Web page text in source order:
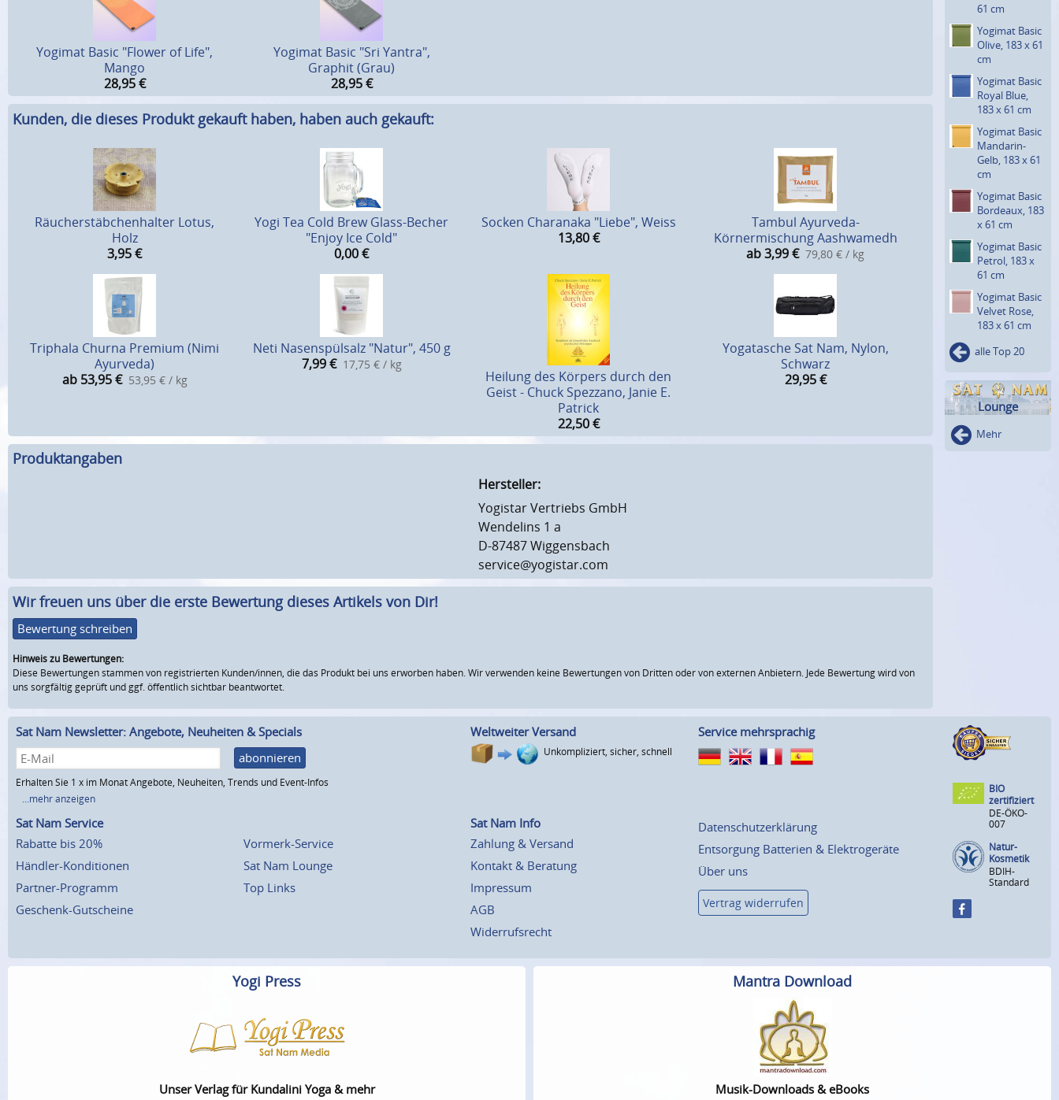
Yogimat Basic "Flower of Life",
Mango
28,95 €
Yogimat Basic "Sri Yantra",
Graphit (Grau)
28,95 €
Kunden, die dieses Produkt gekauft haben, haben auch gekauft:
Räucherstäbchenhalter Lotus,
Holz
3,95€
Yogi Tea Cold Brew Glass-Becher
"Enjoy Ice Cold"
0,00€
Socken Charanaka "Liebe", Weiss
13,80 €
Tambul Ayurveda-
Körnermischung Aashwamedh
ab 3,99€ 79,80 € / kg
Triphala Churna Premium (Nimi
Ayurveda)
ab 53,95 € 53,95 € / kg
Neti Nasenspülsalz "Natur", 450 g
7,99 € 17,75 € / kg
Heilung des Körpers durch den
Geist - Chuck Spezzano, Janie E.
Patrick
22,50 €
Yogatasche Sat Nam, Nylon,
Schwarz
29,95 €
Produktangaben
Hersteller:
Yogistar Vertriebs GmbH
Wendelins 1 a
D-87487 Wiggensbach
service@yogistar.com
Wir freuen uns über die erste Bewertung dieses Artikels von Dir!
Bewertung schreiben
Hinweis zu Bewertungen:
Diese Bewertungen stammen von registrierten Kunden/innen, die das Produkt bei uns erworben haben. Wir verwenden keine Bewertungen von Dritten oder von externen Anbietern. Jede Bewertung wird von
uns sorgfältig geprüft und ggf. öffentlich sichtbar beantwortet.
61 cm
Yogimat Basic
Olive, 183 x 61
cm
Yogimat Basic
Royal Blue,
183 x 61 cm
Yogimat Basic
Mandarin-
Gelb, 183 x 61
cm
Yogimat Basic
Bordeaux, 183
x 61 cm
Yogimat Basic
Petrol, 183 x
61 cm
Yogimat Basic
Velvet Rose,
183 x 61 cm
alle Top 20
Lounge
Mehr
Sat Nam Newsletter: Angebote, Neuheiten & Specials
abonnieren
Erhalten Sie 1 x im Monat Angebote, Neuheiten, Trends und Event-Infos
...mehr anzeigen
Weltweiter Versand
Unkompliziert, sicher, schnell
Service mehrsprachig
Sat Nam Service
Rabatte bis 20%
Händler-Konditionen
Partner-Programm
Geschenk-Gutscheine
Vormerk-Service
Sat Nam Lounge
Top Links
Sat Nam Info
Zahlung & Versand
Kontakt & Beratung
Impressum
AGB
Widerrufsrecht
Datenschutzerklärung
Entsorgung Batterien & Elektrogeräte
Über uns
Vertrag widerrufen
BIO
zertifiziert
DE-ÖKO-
007
Natur-
Kosmetik
BDIH-
Standard
Yogi Press
Unser Verlag für Kundalini Yoga & mehr
Mantra Download
Musik-Downloads & eBooks